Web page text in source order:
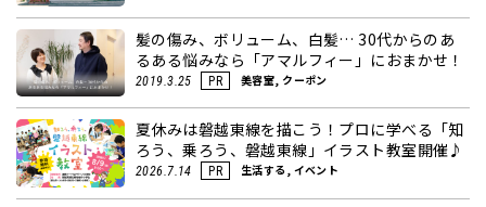
髪の傷み、ボリューム、白髪… 30代からのあ
るある悩みなら「アマルフィー」におまかせ！
2019.3.25 PR 美容室, クーポン
夏休みは磐越東線を描こう！プロに学べる「知
ろう、乗ろう、磐越東線」イラスト教室開催♪
2026.7.14 PR 生活する, イベント